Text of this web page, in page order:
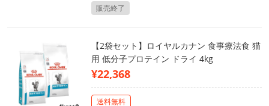
販売終了
【2袋セット】ロイヤルカナン 食事療法食 猫
用 低分子プロテイン ドライ 4kg
¥22,368
送料無料